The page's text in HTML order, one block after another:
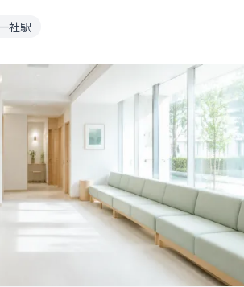
社駅